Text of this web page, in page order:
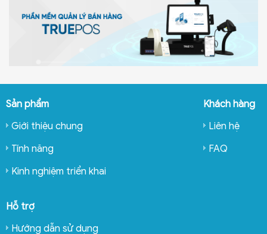
Sản phẩm
Giới thiệu chung
Tính năng
Kinh nghiệm triển khai
Khách hàng
Liên hệ
FAQ
Hỗ trợ
Hướng dẫn sử dụng